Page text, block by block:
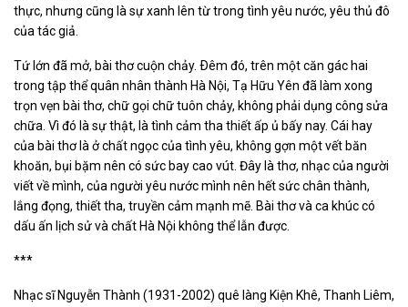
thực, nhưng cũng là sự xanh lên từ trong tình yêu nước, yêu thủ đô
của tác giả.
Tứ lớn đã mở, bài thơ cuộn chảy. Ðêm đó, trên một căn gác hai
trong tập thể quân nhân thành Hà Nội, Tạ Hữu Yên đã làm xong
trọn vẹn bài thơ, chữ gọi chữ tuôn chảy, không phải dụng công sửa
chữa. Vì đó là sự thật, là tình cảm tha thiết ấp ủ bấy nay. Cái hay
của bài thơ là ở chất ngọc của tình yêu, không gợn một vết băn
khoăn, bụi bặm nên có sức bay cao vút. Đây là thơ, nhạc của người
viết về mình, của người yêu nước mình nên hết sức chân thành,
lắng đọng, thiết tha, truyền cảm mạnh mẽ. Bài thơ và ca khúc có
dấu ấn lịch sử và chất Hà Nội không thể lẫn được.
***
Nhạc sĩ Nguyễn Thành (1931-2002) quê làng Kiện Khê, Thanh Liêm,